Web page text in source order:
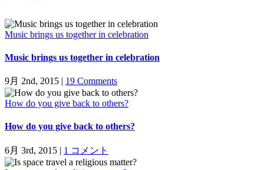
Music brings us together in celebration
Music brings us together in celebration
9月 2nd, 2015 | 19 Comments
How do you give back to others?
How do you give back to others?
6月 3rd, 2015 | 1 コメント